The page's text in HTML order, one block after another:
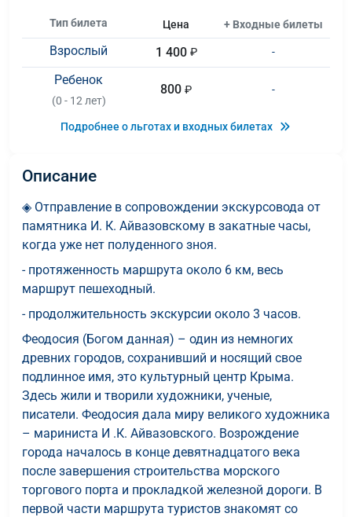
Тип билета Цена + Входные билеты
Взрослый 1 400 ₽ -
Ребенок
(0 - 12 лет)
800 ₽ -
Подробнее о льготах и входных билетах
Описание
◈ Отправление в сопровождении экскурсовода от
памятника И. К. Айвазовскому в закатные часы,
когда уже нет полуденного зноя.
- протяженность маршрута около 6 км, весь
маршрут пешеходный.
- продолжительность экскурсии около 3 часов.
Феодосия (Богом данная) – один из немногих
древних городов, сохранивший и носящий свое
подлинное имя, это культурный центр Крыма.
Здесь жили и творили художники, ученые,
писатели. Феодосия дала миру великого художника
– мариниста И .К. Айвазовского. Возрождение
города началось в конце девятнадцатого века
после завершения строительства морского
торгового порта и прокладкой железной дороги. В
первой части маршрута туристов знакомят со